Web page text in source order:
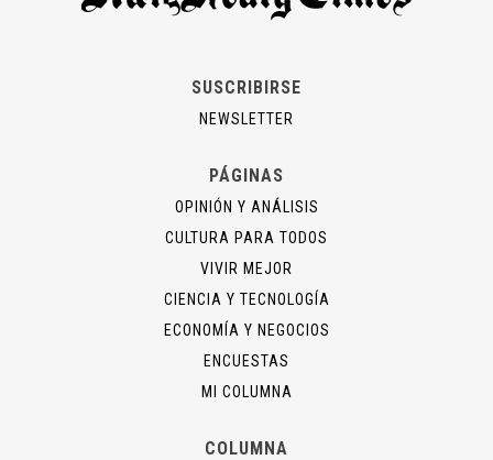
SUSCRIBIRSE
NEWSLETTER
PÁGINAS
OPINIÓN Y ANÁLISIS
CULTURA PARA TODOS
VIVIR MEJOR
CIENCIA Y TECNOLOGÍA
ECONOMÍA Y NEGOCIOS
ENCUESTAS
MI COLUMNA
COLUMNA